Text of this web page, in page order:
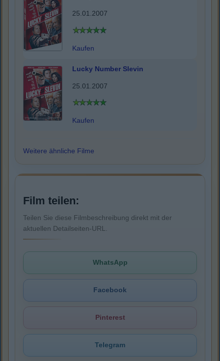
25.01.2007
Kaufen
Lucky Number Slevin
25.01.2007
Kaufen
Weitere ähnliche Filme
Film teilen:
Teilen Sie diese Filmbeschreibung direkt mit der
aktuellen Detailseiten-URL.
WhatsApp
Facebook
Pinterest
Telegram